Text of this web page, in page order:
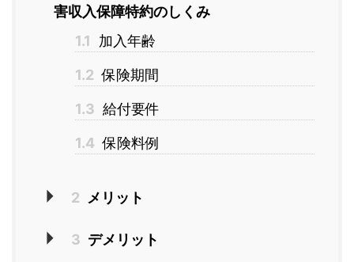
害収入保障特約のしくみ
1.1
加入年齢
1.2 保険期間
1.3 給付要件
1.4 保険料例
2 メリット
3 デメリット